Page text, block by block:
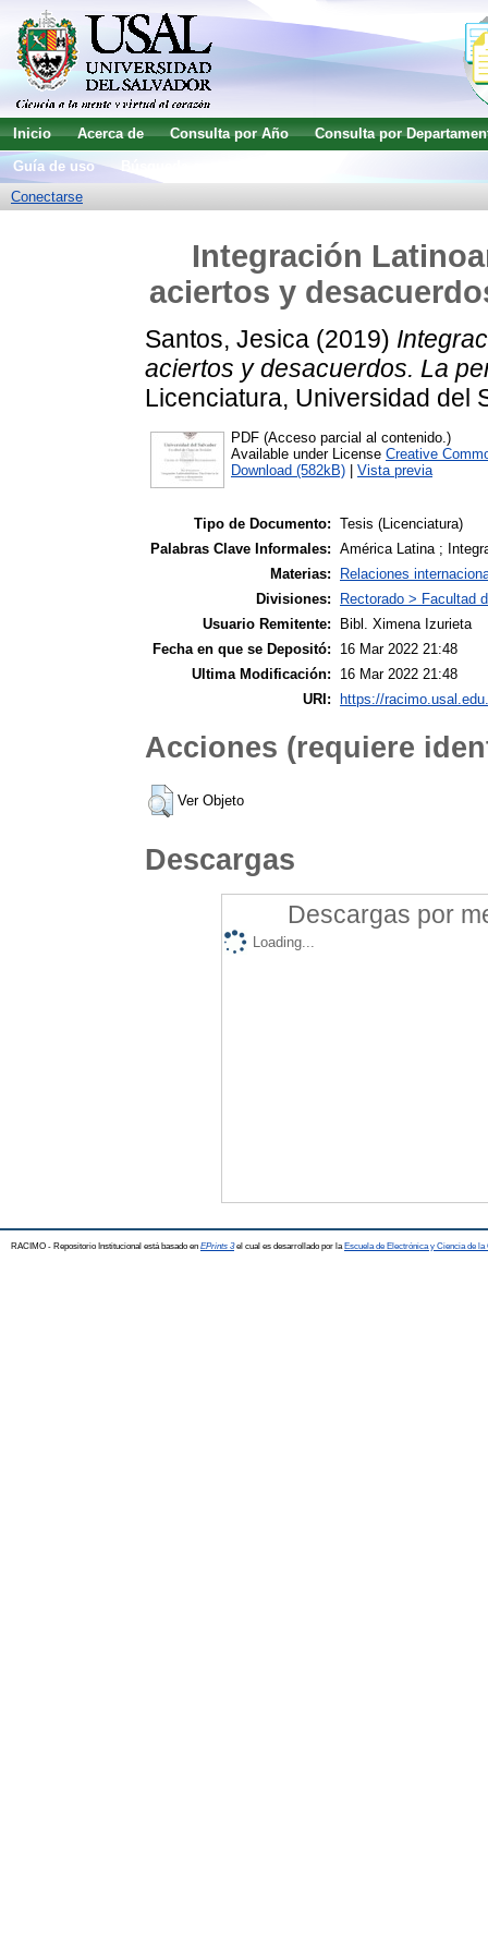
Inicio Acerca de Consulta por Año
Consulta por
Guía de uso
Conectarse
Integración
aciertos y
Santos, Jesica (2019)
aciertos y desacuerdos. La
Licenciatura, Universidad del
PDF (Acceso parcial al contenido.)
Available under License Creative
Download (582kB)
Vista previa
Tipo de Documento: Tesis (Licenciatura)
Palabras Clave Informales: América Latina ;
Materias:
Relaciones
Divisiones:
Rectorado > Facultad
Usuario Remitente:
Bibl. Ximena Izurieta
Fecha en que se Depositó:
16 Mar 2022 21:48
Ultima Modificación:
16 Mar 2022 21:48
URI:
https://
Acciones (requiere
Ver Objeto
Descargas
Descargas por
Loading...
RACIMO - Repositorio Institucional está basado en EPrints 3el cual es desarrollado por la Escuela de Electrónica y Ciencia de la